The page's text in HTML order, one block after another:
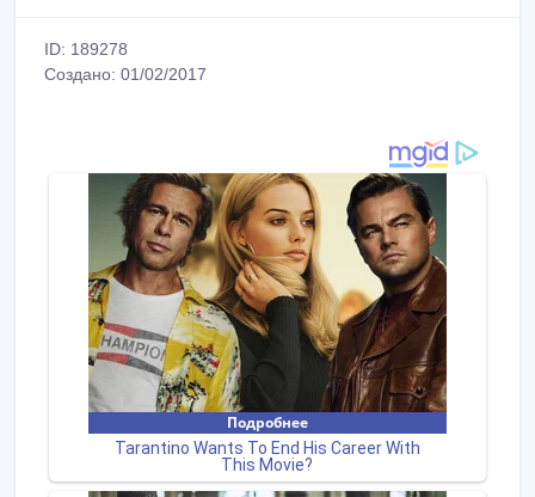
ID: 189278
Создано: 01/02/2017